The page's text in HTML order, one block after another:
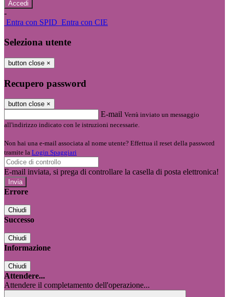
-
Entra con SPID Entra con CIE
Seleziona utente
button close ×
Recupero password
button close ×
E-mail Verrà inviato un messaggio
all'indirizzo indicato con le istruzioni necessarie.
Non hai una e-mail associata al nome utente? Effettua il reset della password
tramite la Login Spaggiari
E-mail inviata, si prega di controllare la casella di posta elettronica!
Errore
Chiudi
Successo
Chiudi
Informazione
Chiudi
Attendere...
Attendere il completamento dell'operazione...